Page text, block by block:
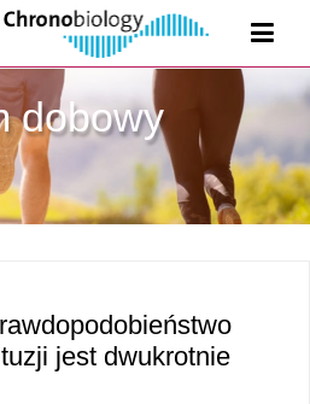
dobowy
jest dwukrotnie